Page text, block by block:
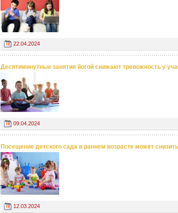
22.04.2024
Десятиминутные занятия йогой снижают тревожность у
09.04.2024
Посещение детского сада в раннем возрасте может
12.03.2024